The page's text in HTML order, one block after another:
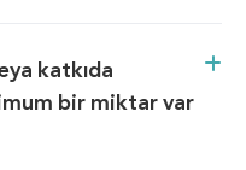
katkıda
bir miktar var